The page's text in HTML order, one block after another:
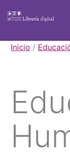
contenido
Libros
Inicio /